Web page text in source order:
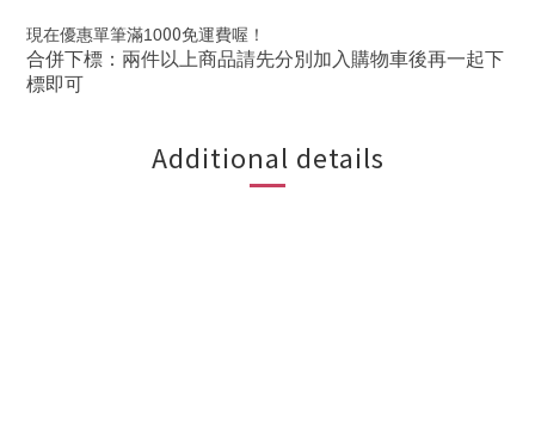
現在優惠單筆滿1000免運費喔！
合併下標：兩件以上商品請先分別加入購物車後再一起下
標即可
Additional details